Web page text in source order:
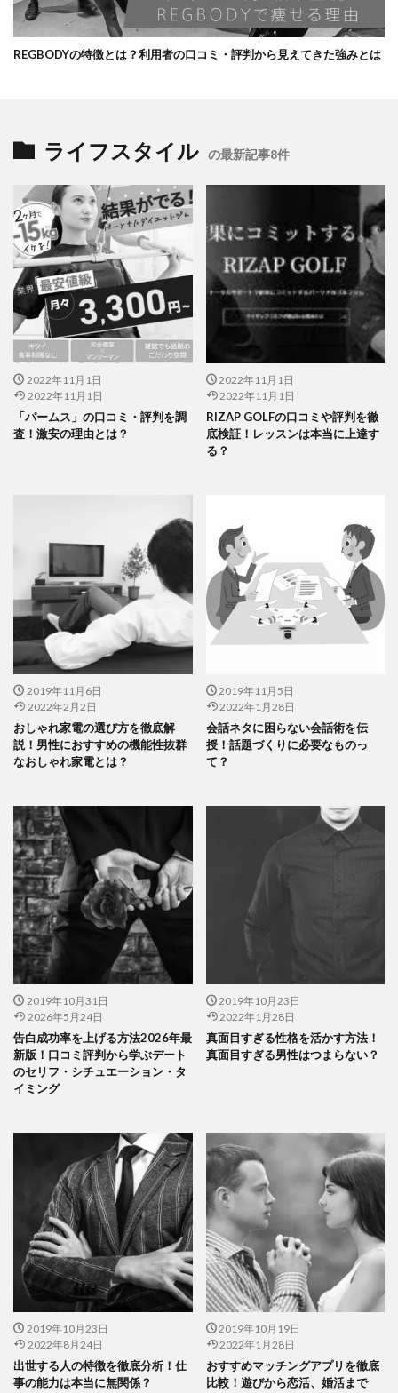
REGBODYの特徴とは？利用者の口コミ・評判から見えてきた強みとは
ライフスタイル の最新記事8件
2022年11月1日
2022年11月1日
「パームス」の口コミ・評判を調
査！激安の理由とは？
2022年11月1日
2022年11月1日
RIZAP GOLFの口コミや評判を徹
底検証！レッスンは本当に上達す
る？
2019年11月6日
2022年2月2日
おしゃれ家電の選び方を徹底解
説！男性におすすめの機能性抜群
なおしゃれ家電とは？
2019年11月5日
2022年1月28日
会話ネタに困らない会話術を伝
授！話題づくりに必要なものっ
て？
2019年10月31日
2026年5月24日
告白成功率を上げる方法2026年最
新版！口コミ評判から学ぶデート
のセリフ・シチュエーション・タ
イミング
2019年10月23日
2022年1月28日
真面目すぎる性格を活かす方法！
真面目すぎる男性はつまらない？
2019年10月23日
2022年8月24日
出世する人の特徴を徹底分析！仕
事の能力は本当に無関係？
2019年10月19日
2022年1月28日
おすすめマッチングアプリを徹底
比較！遊びから恋活、婚活まで